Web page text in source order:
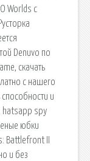
Worlds с
Denuvo по
скачать
с нашего
и
hatsapp spy
юбки
Battlefront II
и без